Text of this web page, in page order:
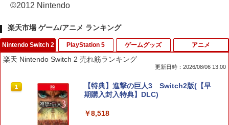
©2012 Nintendo
楽天市場 ゲーム/アニメ ランキング
Nintendo Switch 2
楽天 Nintendo Switch 2 売れ筋ランキング
更新日時：2026/08/06 13:00
1
【特典】進撃の巨人3 Switch2版(【早
期購入封入特典】DLC)
￥8,518
PlayStation 5 ゲームグッズ アニメ